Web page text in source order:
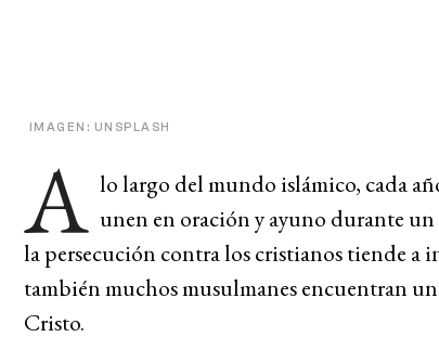
IMAGEN: UNSPLASH
A lo largo del mundo islámico, cada
unen en oración y ayuno durante un
la persecución contra los cristianos tiende a
también muchos musulmanes encuentran
Cristo.